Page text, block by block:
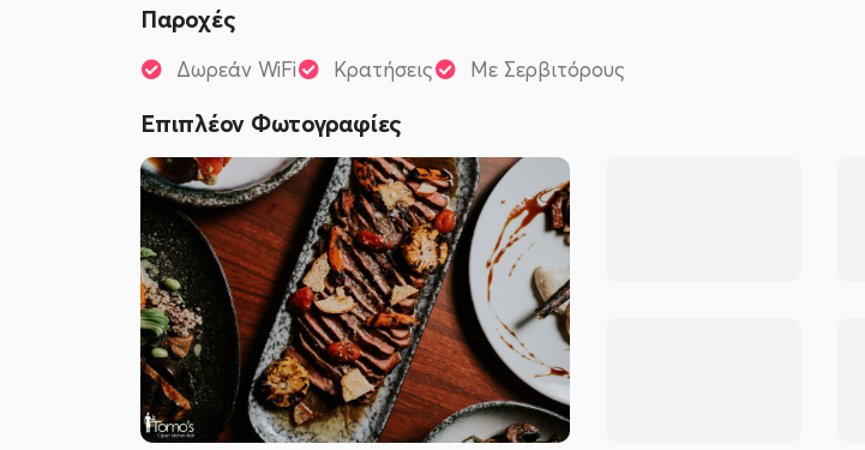
Παροχές
Δωρεάν WiFi Κρατήσεις Με Σερβιτόρους
Επιπλέον Φωτογραφίες